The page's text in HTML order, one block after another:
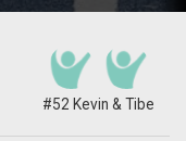
#52 Kevin & Tibe